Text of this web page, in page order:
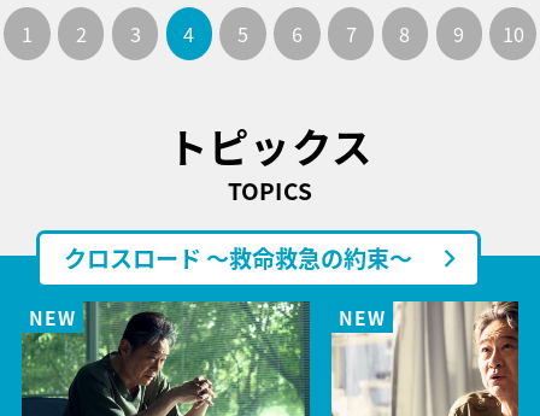
1 2 3 4 5 6 7 8 9 10
トピックス
TOPICS
クロスロード ～救命救急の約束～